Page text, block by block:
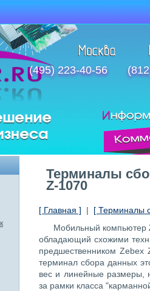
(495) 223-40-56
Терминалы
Z-1070
[ Главная ] | [ Терминалы
Мобильный компьютер
обладающий схожими
предшественником
терминал сбора данных
вес и линейные размеры,
за рамки класса